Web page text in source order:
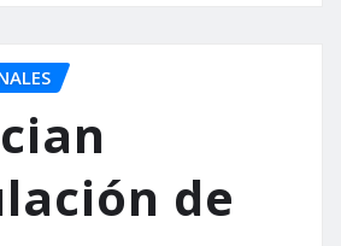
de